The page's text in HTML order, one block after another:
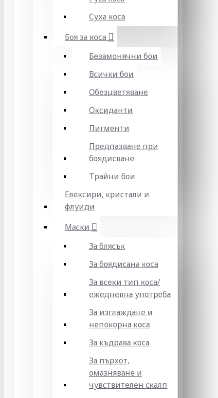
Суха коса
Боя за коса
Безамонячни бои
Всички бои
Обезцветяване
Оксиданти
Пигменти
Предпазване при
боядисване
Трайни бои
Елексири, кристали и
флуиди
Маски
За блясък
За боядисана коса
За всеки тип коса/
ежедневна употреба
За изглаждане и
непокорна коса
За къдрава коса
За пърхот,
омазняване и
чувствителен скалп